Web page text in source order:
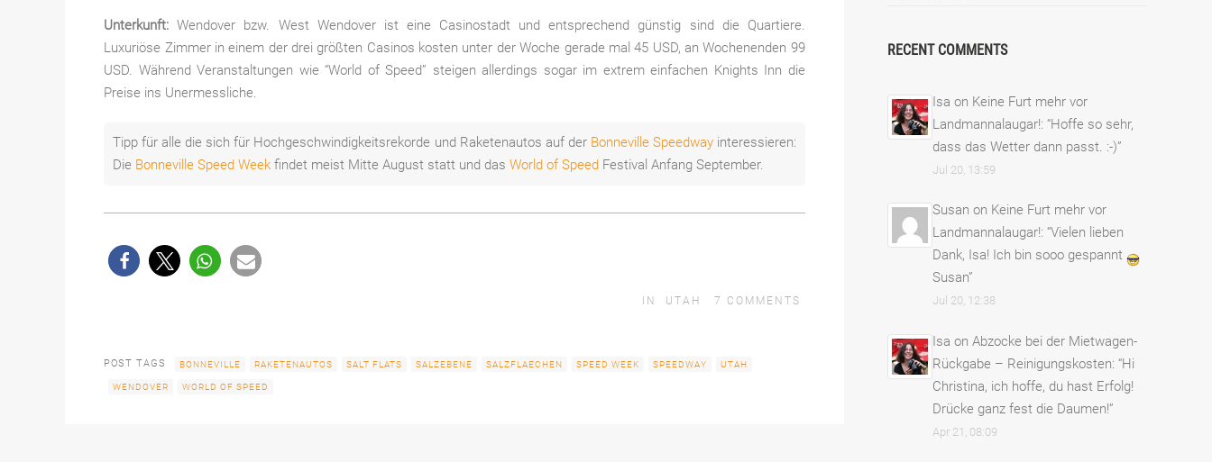
Unterkunft: Wendover bzw. West Wendover ist eine Casinostadt und entsprechend günstig sind die Quartiere.
Luxuriöse Zimmer in einem der drei größten Casinos kosten unter der Woche gerade mal 45 USD, an Wochenenden 99
USD. Während Veranstaltungen wie “World of Speed” steigen allerdings sogar im extrem einfachen Knights Inn die
Preise ins Unermessliche.
Tipp für alle die sich für Hochgeschwindigkeitsrekorde und Raketenautos auf der Bonneville Speedwayinteressieren:
Die Bonneville Speed Week findet meist Mitte August statt und dasWorld of Speed Festival Anfang September.
IN UTAH 7 COMMENTS
POST TAGS BONNEVILLE RAKETENAUTOS SALT FLATS SALZEBENE SALZFLAECHEN SPEED WEEK SPEEDWAY UTAH
WENDOVER WORLD OF SPEED
RECENT COMMENTS
Isa on Keine Furt mehr vor
Landmannalaugar!: “Hoffe so sehr,
dass das Wetter dann passt. :-)”
Jul 20, 13:59
Susan on Keine Furt mehr vor
Landmannalaugar!: “Vielen lieben
Dank, Isa! Ich bin sooo gespannt
Susan”
Jul 20, 12:38
Isa on Abzocke bei der Mietwagen-
Rückgabe – Reinigungskosten: “Hi
Christina, ich hoffe, du hast Erfolg!
Drücke ganz fest die Daumen!”
Apr 21, 08:09